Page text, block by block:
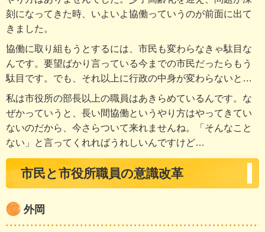
刻になってきた時、いよいよ協働っていうのが前面に出て
きました。
協働に取り組もうとするには、市民も変わらなきゃ駄目な
んです。要望ばかり言っている今までの市民だったらもう
駄目です。でも、それ以上に行政の中身が変わらないと…
私は市役所の部長以上の職員はあきらめているんです。な
ぜかっていうと、長い間協働というやり方はやってきてい
ないのだから、今さらついて来れませんね。「そんなこと
ない」と言ってくれればうれしいんですけど…
市民と市役所職員の意識改革
外岡